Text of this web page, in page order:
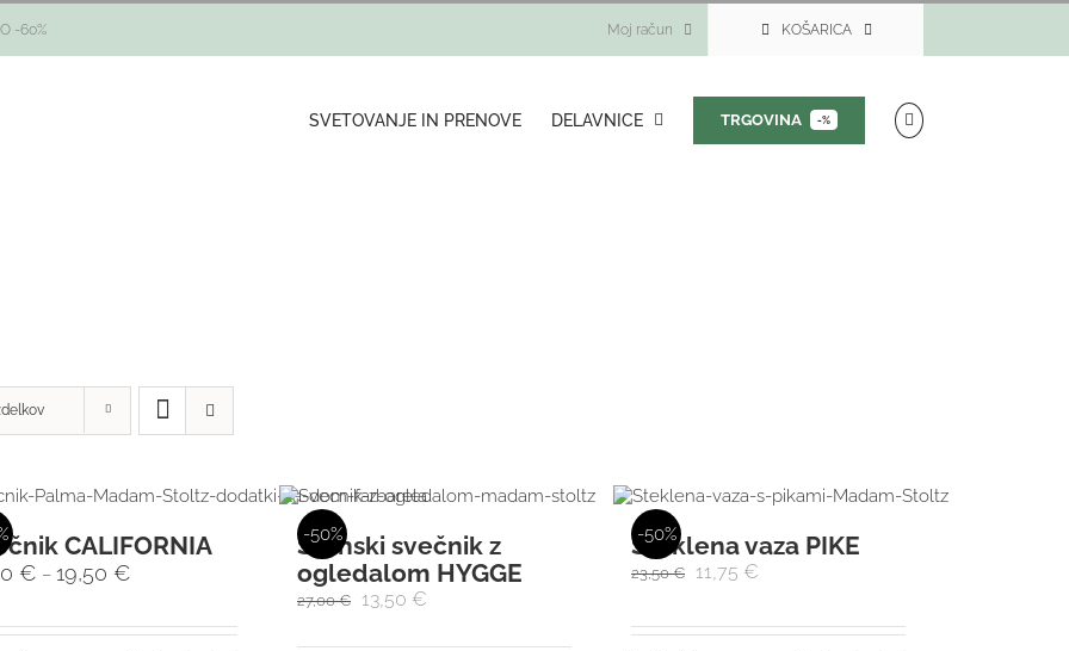
-60% Moj račun KOŠARICA
SVETOVANJE IN PRENOVE DELAVNICE TRGOVINA -%
CALIFORNIA
€ – 19,50 €
-50%
Stenski svečnik z
ogledalom HYGGE
27,00€ 13,50 €
-50%
Steklena vaza PIKE
23,50€ 11,75 €